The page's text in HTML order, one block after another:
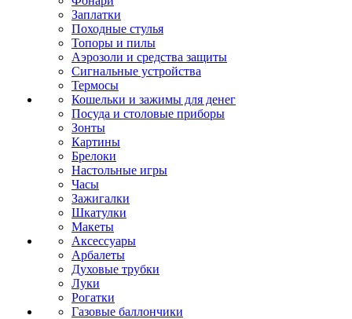
Заплатки
Походные стулья
Топоры и пилы
Аэрозоли и средства защиты
Сигнальные устройства
Термосы
Кошельки и зажимы для денег
Посуда и столовые приборы
Зонты
Картины
Брелоки
Настольные игры
Часы
Зажигалки
Шкатулки
Макеты
Аксессуары
Арбалеты
Духовые трубки
Луки
Рогатки
Газовые баллончики